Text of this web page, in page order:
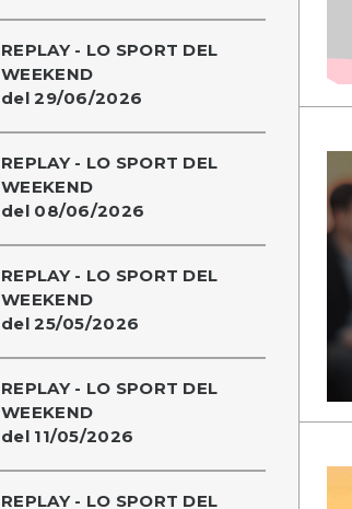
REPLAY - LO SPORT DEL
WEEKEND
del 29/06/2026
REPLAY - LO SPORT DEL
WEEKEND
del 08/06/2026
REPLAY - LO SPORT DEL
WEEKEND
del 25/05/2026
REPLAY - LO SPORT DEL
WEEKEND
del 11/05/2026
REPLAY - LO SPORT DEL